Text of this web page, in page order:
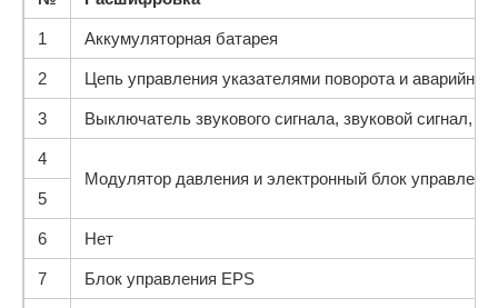
1 Аккумуляторная батарея
2 Цепь управления указателями поворота и
3 Выключатель звукового сигнала, звуковой сигнал,
4
Модулятор давления и электронный блок
5
6 Нет
7 Блок управления EPS